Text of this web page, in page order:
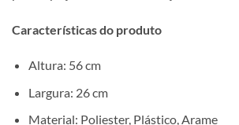
Características do produto
Altura: 56 cm
Largura: 26 cm
Material: Poliester, Plástico, Arame